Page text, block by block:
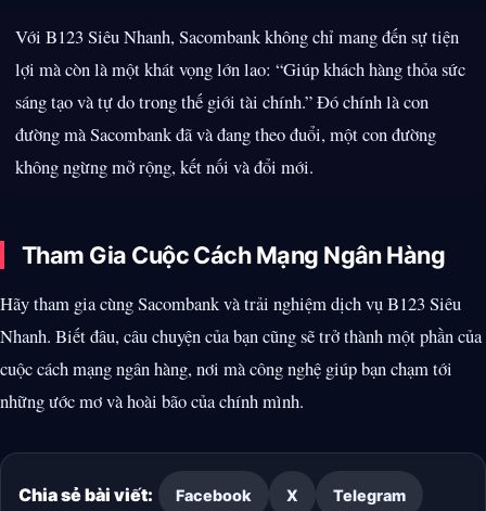
Với B123 Siêu Nhanh, Sacombank không chỉ mang đến sự tiện
lợi mà còn là một khát vọng lớn lao: “Giúp khách hàng thỏa sức
sáng tạo và tự do trong thế giới tài chính.” Đó chính là con
đường mà Sacombank đã và đang theo đuổi, một con đường
không ngừng mở rộng, kết nối và đổi mới.
Tham Gia Cuộc Cách Mạng Ngân Hàng
Hãy tham gia cùng Sacombank và trải nghiệm dịch vụ B123 Siêu
Nhanh. Biết đâu, câu chuyện của bạn cũng sẽ trở thành một phần của
cuộc cách mạng ngân hàng, nơi mà công nghệ giúp bạn chạm tới
những ước mơ và hoài bão của chính mình.
Chia sẻ bài viết: Facebook X Telegram